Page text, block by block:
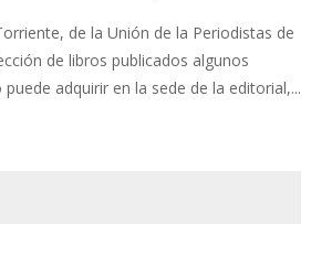
de la Unión de la Periodistas de
de libros publicados algunos
adquirir en la sede de la editorial,...